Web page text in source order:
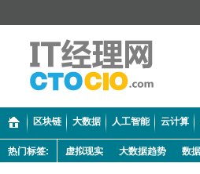
区块链 大数据 人工智能 云计算
热门标签: 虚拟现实 大数据趋势 数